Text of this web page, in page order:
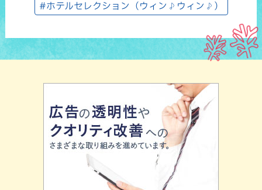
#ホテルセレクション（ウィン♪ウィン♪）